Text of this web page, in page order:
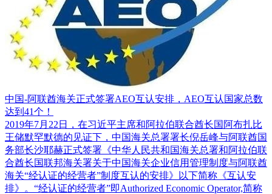
中国-阿联酋海关正式签署AEO互认安排，AEO互认国家总数
达到41个！
2019年7月22日，在习近平主席和阿拉伯联合酋长国阿布扎比
王储默罕默德的见证下，中国海关总署署长倪岳峰与阿联酋国
务部长沙耶赫正式签署《中华人民共和国海关总署和阿拉伯联
合酋长国联邦海关署关于中国海关企业信用管理制度与阿联酋
海关“经认证的经营者”制度互认的安排》以下简称《互认安
排》。“经认证的经营者”即Authorized Economic Operator,简称